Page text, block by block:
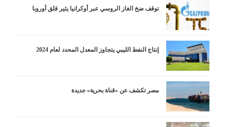
توقف ضخ الغاز الروسي عبر أوكرانيا يثير قلق أوروبا
إنتاج النفط الليبي يتجاوز المعدل المحدد لعام 2024
مصر تكشف عن «قناة بحرية» جديدة